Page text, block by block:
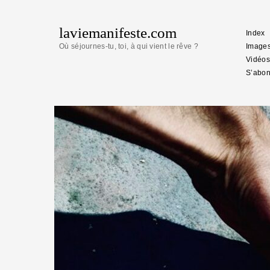
laviemanifeste.com
Où séjournes-tu, toi, à qui vient le rêve ?
Index
Vidéos